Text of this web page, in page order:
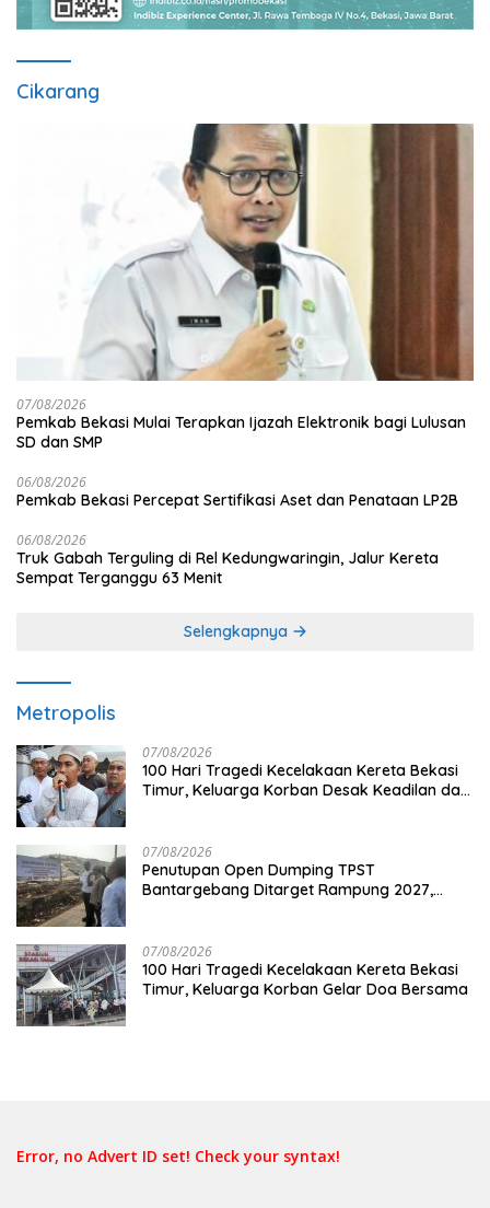
Cikarang
07/08/2026
Pemkab Bekasi Mulai Terapkan Ijazah Elektronik bagi Lulusan
SD dan SMP
06/08/2026
Pemkab Bekasi Percepat Sertifikasi Aset dan Penataan LP2B
06/08/2026
Truk Gabah Terguling di Rel Kedungwaringin, Jalur Kereta
Sempat Terganggu 63 Menit
Selengkapnya
Metropolis
07/08/2026
100 Hari Tragedi Kecelakaan Kereta Bekasi
Timur, Keluarga Korban Desak Keadilan dan
07/08/2026
Penutupan Open Dumping TPST
Bantargebang Ditarget Rampung 2027,
07/08/2026
100 Hari Tragedi Kecelakaan Kereta Bekasi
Timur, Keluarga Korban Gelar Doa Bersama
Error, no Advert ID set! Check your syntax!